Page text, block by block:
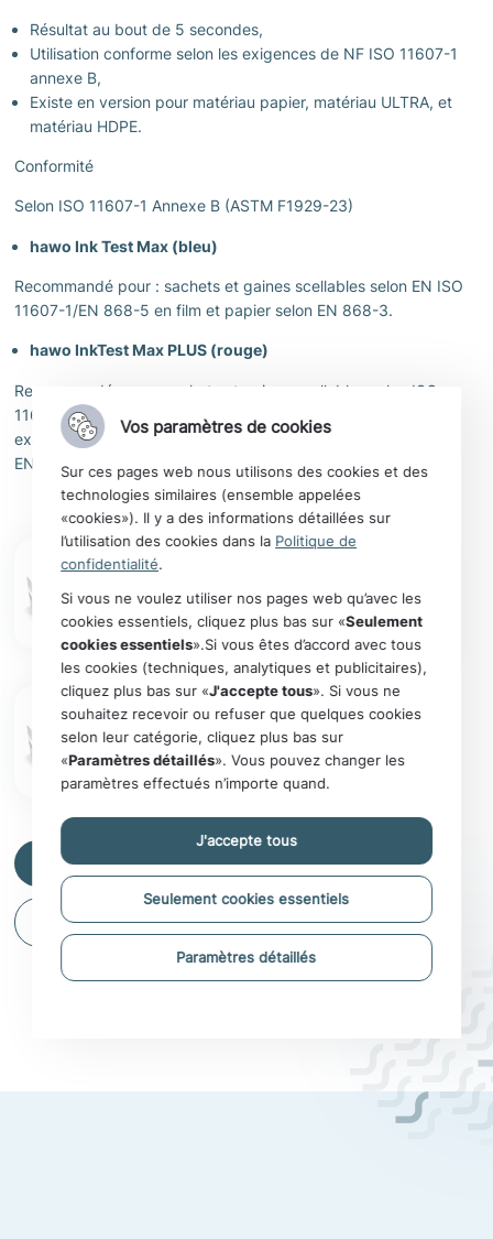
Résultat au bout de 5 secondes,
Utilisation conforme selon les exigences de NF ISO 11607-1
annexe B,
Existe en version pour matériau papier, matériau ULTRA, et
matériau HDPE.
Conformité
Selon ISO 11607-1 Annexe B (ASTM F1929-23)
hawo Ink Test Max (bleu)
Recommandé pour : sachets et gaines scellables selon EN ISO
11607-1/EN 868-5 en film et papier selon EN 868-3.
hawo InkTest Max PLUS (rouge)
Recommandé pour : sachets et gaines scellables selon ISO
11607-1/EN 868-5 en non-tissé PP (Polypropilène), par
exempleULTRA + matériaux en polyoléfine non enduits selon
EN 868-9, par exemple Tyvek®.
Question
Retour aux catégories
Vos paramètres de cookies
Sur ces pages web nous utilisons des cookies et des
technologies similaires (ensemble appelées
«cookies»). Il y a des informations détaillées sur
l’utilisation des cookies dans la Politique de
confidentialité.
Si vous ne voulez utiliser nos pages web qu’avec les
cookies essentiels, cliquez plus bas sur «Seulement
cookies essentiels».Si vous êtes d’accord avec tous
les cookies (techniques, analytiques et publicitaires),
cliquez plus bas sur «J'accepte tous». Si vous ne
souhaitez recevoir ou refuser que quelques cookies
selon leur catégorie, cliquez plus bas sur
«Paramètres détaillés». Vous pouvez changer les
paramètres effectués n’importe quand.
J'accepte tous
Seulement cookies essentiels
Paramètres détaillés